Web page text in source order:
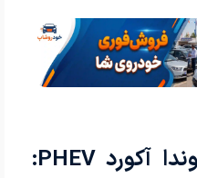
آغاز ثبت‌نام برای هوندا آکورد PHEV: